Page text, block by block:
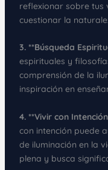
reflexionar sobre tus
cuestionar la
3. **Búsqueda
espirituales y
comprensión de la
inspiración en
4. **Vivir con
con intención puede
de iluminación en la
plena y busca